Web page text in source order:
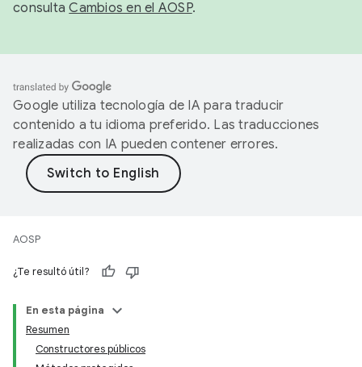
consultaCambios en el AOSP.
Google utiliza tecnología de IA para traducir
contenido a tu idioma preferido. Las traducciones
realizadas con IA pueden contener errores.
AOSP
¿Te resultó útil?
En esta página
Resumen
Constructores públicos